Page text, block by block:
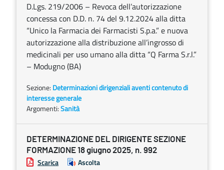
D.Lgs. 219/2006 – Revoca dell’autorizzazione
concessa con D.D. n. 74 del 9.12.2024 alla ditta
“Unico la Farmacia dei Farmacisti S.p.a.” e nuova
autorizzazione alla distribuzione all’ingrosso di
medicinali per uso umano alla ditta “Q Farma S.r.l.”
– Modugno (BA)
Sezione: Determinazioni dirigenziali aventi contenuto di
interesse generale
Argomenti:Sanità
DETERMINAZIONE DEL DIRIGENTE SEZIONE
FORMAZIONE 18 giugno 2025, n. 992
Scarica Ascolta